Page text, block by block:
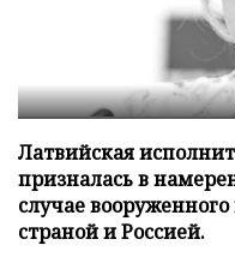
Латвийская
призналась в
случае
страной и Россией.